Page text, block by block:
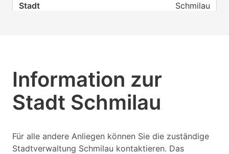
Schmilau
Kreis Herzogtum Lauenburg
Information zur
Stadt Schmilau
Für alle andere Anliegen können Sie die zuständige
Stadtverwaltung Schmilau kontaktieren. Das